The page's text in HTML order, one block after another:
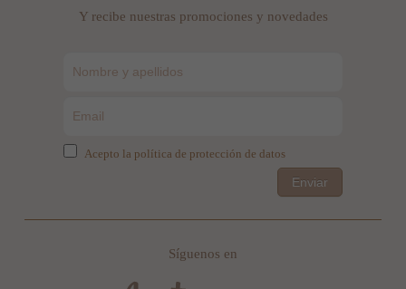
Y recibe nuestras promociones y novedades
Acepto la política de protección de datos
Enviar
Síguenos en